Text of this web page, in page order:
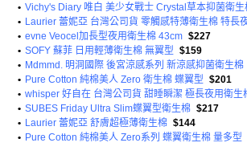
• Vichy's Diary 唯白 美少女戰士 Crystal草本抑菌衛生
• Laurier 蕾妮亞 台灣公司貨 零觸感特薄衛生棉 特長
• evne Veocel加長型夜用衛生棉 43cm $227
• SOFY 蘇菲 日用輕薄衛生棉 無翼型 $159
• Mdmmd. 明洞國際 後宮涼感系列 新涼感抑菌衛生棉
• Pure Cotton 純棉美人 Zero 衛生棉 蝶翼型 $201
• whisper 好自在 台灣公司貨 甜睡瞬潔 極長夜用衛生
• SUBES Friday Ultra Slim蝶翼型衛生棉 $217
• Laurier 蕾妮亞 舒膚超極薄衛生棉 $144
• Pure Cotton 純棉美人 Zero系列 蝶翼衛生棉 量多型